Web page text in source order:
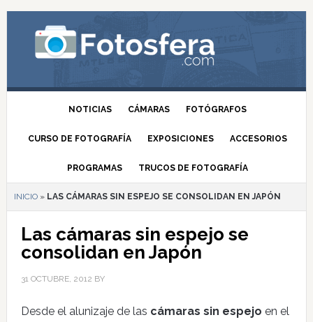
NOTICIAS CÁMARAS FOTÓGRAFOS
CURSO DE FOTOGRAFÍA EXPOSICIONES ACCESORIOS
PROGRAMAS TRUCOS DE FOTOGRAFÍA
INICIO» LAS CÁMARAS SIN ESPEJO SE CONSOLIDAN EN JAPÓN
Las cámaras sin espejo se
consolidan en Japón
31 OCTUBRE, 2012 BY
Desde el alunizaje de las cámaras sin espejo en el